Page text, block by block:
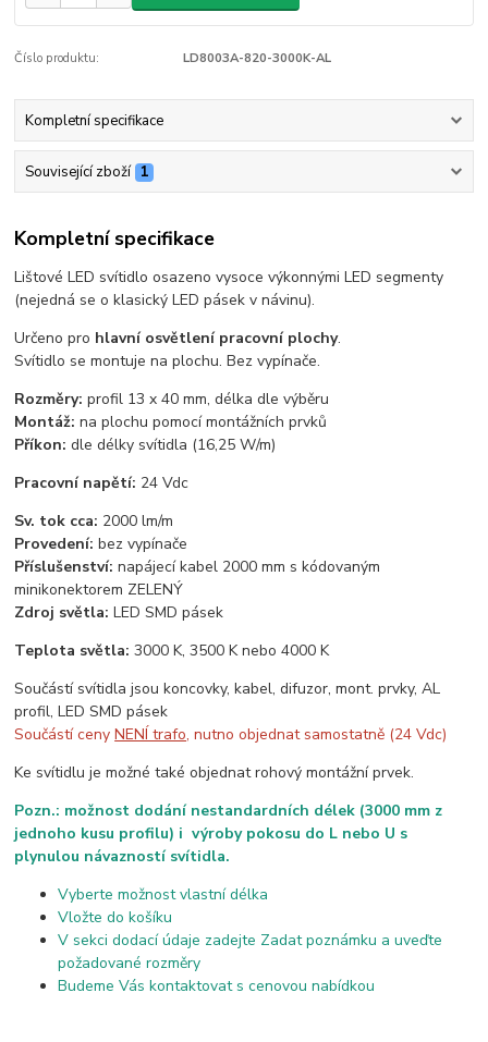
Číslo produktu: LD8003A-820-3000K-AL
Kompletní specifikace
Související zboží 1
Kompletní specifikace
Lištové LED svítidlo osazeno vysoce výkonnými LED segmenty
(nejedná se o klasický LED pásek v návinu).
Určeno pro hlavní osvětlení pracovní plochy.
Svítidlo se montuje na plochu. Bez vypínače.
Rozměry: profil 13 x 40 mm, délka dle výběru
Montáž:na plochu pomocí montážních prvků
Příkon: dle délky svítidla (16,25 W/m)
Pracovní napětí: 24 Vdc
Sv. tok cca: 2000 lm/m
Provedení:bez vypínače
Příslušenství:napájecí kabel 2000 mm s kódovaným
minikonektorem ZELENÝ
Zdroj světla:LED SMD pásek
Teplota světla:3000 K, 3500 K nebo 4000 K
Součástí svítidla jsou koncovky, kabel, difuzor, mont. prvky, AL
profil, LED SMD pásek
Součástí cenyNENÍ trafo, nutno objednat samostatně (24 Vdc)
Ke svítidlu je možné také objednat rohový montážní prvek.
Pozn.: možnost dodání nestandardních délek (3000 mm z
jednoho kusu profilu) i výroby pokosu do L nebo U s
plynulou návazností svítidla.
Vyberte možnost vlastní délka
Vložte do košíku
V sekci dodací údaje zadejte Zadat poznámku a uveďte
požadované rozměry
Budeme Vás kontaktovat s cenovou nabídkou